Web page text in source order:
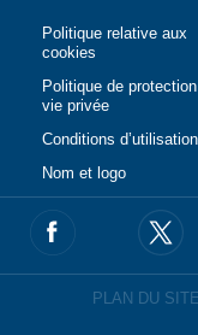
Politique relative aux
cookies
Politique de
vie privée
Conditions d’utilisation
Nom et logo
PLAN DU SITE